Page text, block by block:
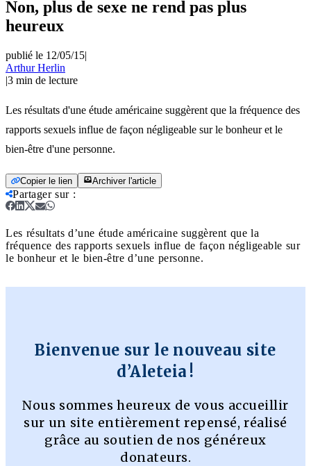
Non, plus de sexe ne rend pas plus
heureux
publié le 12/05/15|
Arthur Herlin
|3 min de lecture
Les résultats d'une étude américaine suggèrent que la fréquence des
rapports sexuels influe de façon négligeable sur le bonheur et le
bien-être d'une personne.
Copier le lien Archiver l'article
Partager sur:
Les résultats d’une étude américaine suggèrent que la
fréquence des rapports sexuels influe de façon négligeable sur
le bonheur et le bien-être d’une personne.
Bienvenue sur le nouveau site
d’Aleteia !
Nous sommes heureux de vous accueillir
sur un site entièrement repensé, réalisé
grâce au soutien de nos généreux
donateurs.